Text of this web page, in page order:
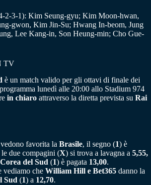
2-3-1): Kim Seung-gyu; Kim Moon-hwan,
gwon, Kim Jin-Su; Hwang In-beom, Jung
Lee Kang-in, Son Heung-min; Cho Gue-
TV
è un match valido per gli ottavi di finale dei
lunedì alle 20:00 allo Stadium 974
in chiaro attraverso la diretta prevista su Rai
vedono favorita la Brasile, il segno (1) è
due compagini (X) si trova a lavagna a 5,55,
Corea del Sud (1) è pagata 13,00.
vediamo che William Hill e Bet365 danno la
Sud (1) a 12,70.